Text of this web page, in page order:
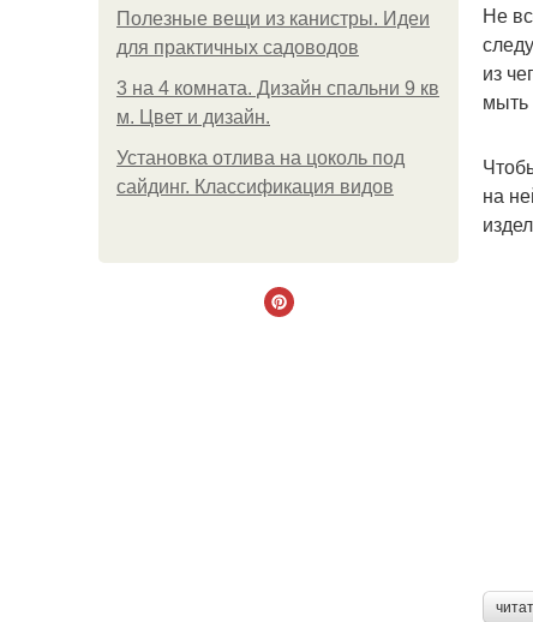
Полезные вещи из канистры. Идеи
для практичных садоводов
3 на 4 комната. Дизайн спальни 9 кв
м. Цвет и дизайн.
Установка отлива на цоколь под
сайдинг. Классификация видов
Не
из
мыть
на